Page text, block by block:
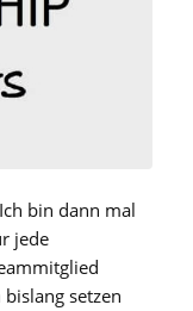
bin dann mal
jede
setzen